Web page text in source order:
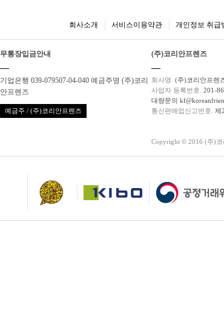
회사소개 서비스이용약관 개인정보 취급
무통장입금안내
기업은행 039-079507-04-040 예금주명 (주)코리
안프렌즈
예금주 / (주)코리안프렌즈
(주)코리안프렌즈
회사명. (주)코리안프렌
사업자 등록번호. 201-
대량문의
통신판매업신고번호. 제
Copyright © 2016 (주)코